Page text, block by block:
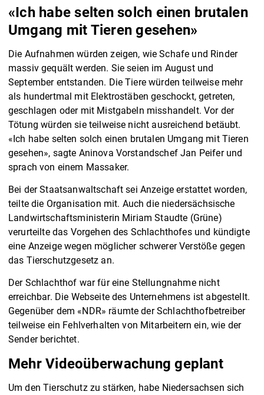
«Ich habe selten solch einen brutalen
Umgang mit Tieren gesehen»
Die Aufnahmen würden zeigen, wie Schafe und Rinder
massiv gequält werden. Sie seien im August und
September entstanden. Die Tiere würden teilweise mehr
als hundertmal mit Elektrostäben geschockt, getreten,
geschlagen oder mit Mistgabeln misshandelt. Vor der
Tötung würden sie teilweise nicht ausreichend betäubt.
«Ich habe selten solch einen brutalen Umgang mit Tieren
gesehen», sagte Aninova Vorstandschef Jan Peifer und
sprach von einem Massaker.
Bei der Staatsanwaltschaft sei Anzeige erstattet worden,
teilte die Organisation mit. Auch die niedersächsische
Landwirtschaftsministerin Miriam Staudte (Grüne)
verurteilte das Vorgehen des Schlachthofes und kündigte
eine Anzeige wegen möglicher schwerer Verstöße gegen
das Tierschutzgesetz an.
Der Schlachthof war für eine Stellungnahme nicht
erreichbar. Die Webseite des Unternehmens ist abgestellt.
Gegenüber dem «NDR» räumte der Schlachthofbetreiber
teilweise ein Fehlverhalten von Mitarbeitern ein, wie der
Sender berichtet.
Mehr Videoüberwachung geplant
Um den Tierschutz zu stärken, habe Niedersachsen sich